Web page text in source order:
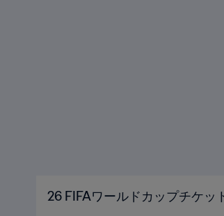
26 FIFAワールドカップチケッ